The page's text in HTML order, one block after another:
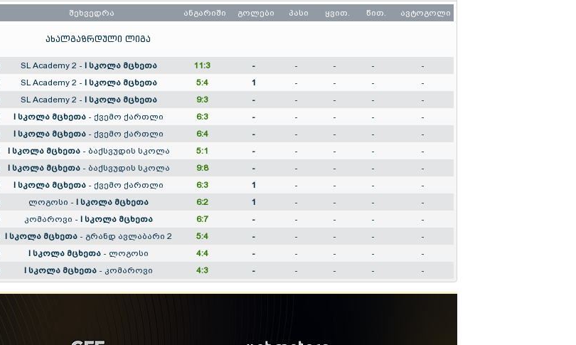
შეხვედრა ანგარიში გოლები პასი ყვით. წით. ავტოგოლი
ახალგაზრდული ლიგა
SL Academy 2 - I სკოლა მცხეთა 11:3 - - - -
-
SL Academy 2 - I სკოლა მცხეთა 5:4 1 - - -
-
SL Academy 2 - I სკოლა მცხეთა 9:3 - - - -
-
I სკოლა მცხეთა - ქვემო ქართლი 6:3 - - - -
-
I სკოლა მცხეთა - ქვემო ქართლი 6:4 - - - -
-
I სკოლა მცხეთა- ბაქსვუდის სკოლა 5:1 - - - -
-
I სკოლა მცხეთა- ბაქსვუდის სკოლა 9:8 - - - -
-
I სკოლა მცხეთა - ქვემო ქართლი 6:3 1 - - -
-
ლოგოსი - I სკოლა მცხეთა 6:2 1 - - -
-
კომაროვი - I სკოლა მცხეთა 6:7 - - - -
-
I სკოლა მცხეთა - გრანდ ავლაბარი 2 5:4 - - - -
-
I სკოლა მცხეთა - ლოგოსი 4:4 - - - -
-
I სკოლა მცხეთა - კომაროვი 4:3 - - - - -